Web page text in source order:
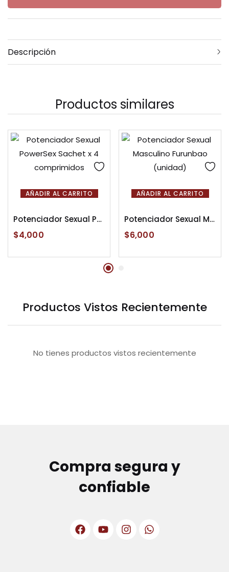
Descripción
Productos similares
AÑADIR AL CARRITO
Potenciador Sexual PowerSex Sachet x 4 comprimidos
$4,000
AÑADIR AL CARRITO
Potenciador Sexual Masculino Furunbao (unidad)
$6,000
Productos Vistos Recientemente
No tienes productos vistos recientemente
Compra segura y
confiable